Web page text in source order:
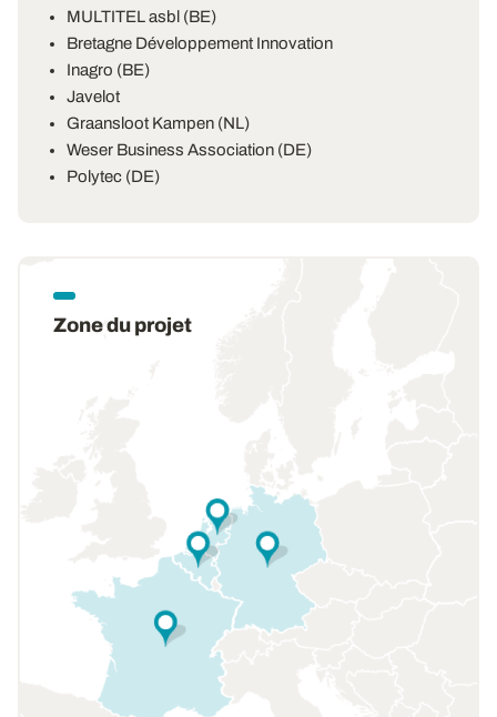
MULTITEL asbl (BE)
Bretagne Développement Innovation
Inagro (BE)
Javelot
Graansloot Kampen (NL)
Weser Business Association (DE)
Polytec (DE)
Zone du projet